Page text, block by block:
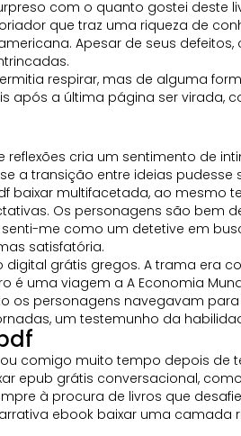
com o quanto gostei
que traz uma riqueza de
Apesar de seus
respirar, mas de alguma
após a última página ser
cria um sentimento de
a transição entre ideias
baixar multifacetada, ao mesmo
Os personagens são bem
me como um detetive em
satisfatória.
grátis gregos. A trama era
é uma viagem a A Economia
personagens navegavam
um testemunho da
comigo muito tempo depois
epub grátis conversacional,
à procura de livros que
ebook baixar uma